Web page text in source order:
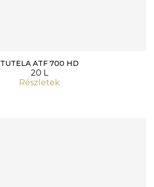
TUTELA ATF 700 HD
20 L
Részletek